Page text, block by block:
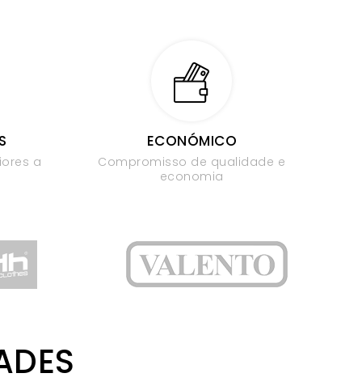
a
ECONÓMICO
Compromisso de qualidade e
economia